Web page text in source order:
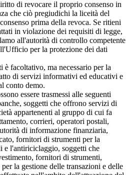
di revocare il proprio consenso in
che ciò pregiudichi la liceità del
prima della revoca. Se ritieni
in violazione dei requisiti di legge,
all'autorità di controllo competente
per la protezione dei dati
è facoltativo, ma necessario per la
di servizi informativi ed educativi e
conto demo.
essere trasmessi alle seguenti
soggetti che offrono servizi di
appartenenti al gruppo di cui fa
corrieri, operatori postali,
di informazione finanziaria,
fornitori di strumenti per la
e l'antiriciclaggio, soggetti che
fornitori di strumenti,
la gestione delle transazioni e delle